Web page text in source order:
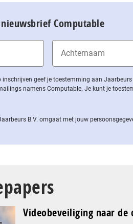
Computable
inschrijven geef je toestemming aan
namens Computable. Je kunt je
B.V. omgaat met jouw
Videobeveiliging naar de